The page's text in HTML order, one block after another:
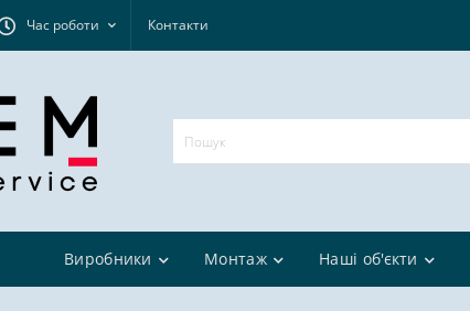
Час роботи Контакти
Виробники Монтаж Наші об'єкти